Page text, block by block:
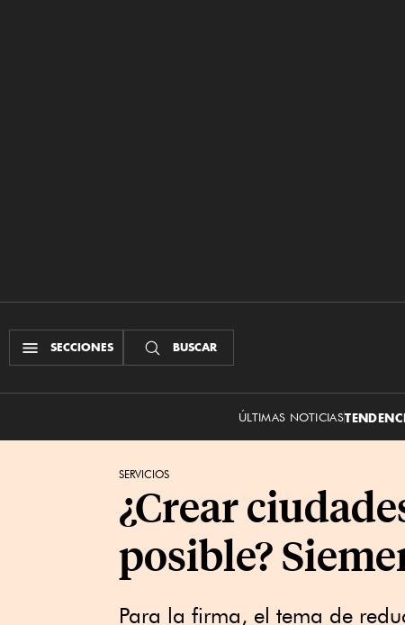
SECCIONES BUSCAR
ÚLTIMAS NOTICIAS
SERVICIOS
¿Crear
posible?
Para la firma, el tema de